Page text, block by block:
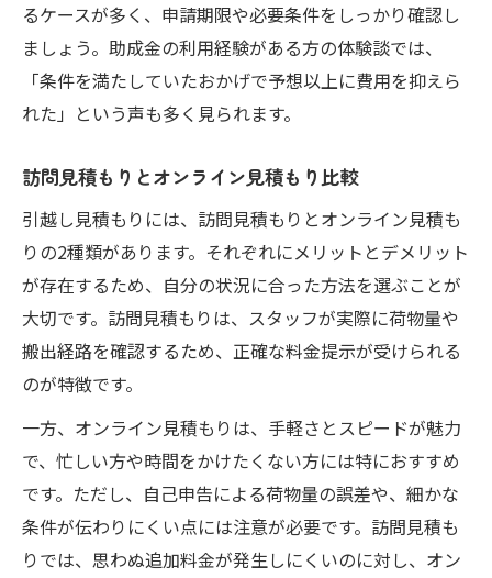
るケースが多く、申請期限や必要条件をしっかり確認し
ましょう。助成金の利用経験がある方の体験談では、
「条件を満たしていたおかげで予想以上に費用を抑えら
れた」という声も多く見られます。
訪問見積もりとオンライン見積もり比較
引越し見積もりには、訪問見積もりとオンライン見積も
りの2種類があります。それぞれにメリットとデメリット
が存在するため、自分の状況に合った方法を選ぶことが
大切です。訪問見積もりは、スタッフが実際に荷物量や
搬出経路を確認するため、正確な料金提示が受けられる
のが特徴です。
一方、オンライン見積もりは、手軽さとスピードが魅力
で、忙しい方や時間をかけたくない方には特におすすめ
です。ただし、自己申告による荷物量の誤差や、細かな
条件が伝わりにくい点には注意が必要です。訪問見積も
りでは、思わぬ追加料金が発生しにくいのに対し、オン